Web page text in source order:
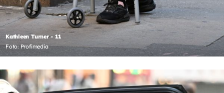
Kathleen Turner - 11
Foto: Profimedia